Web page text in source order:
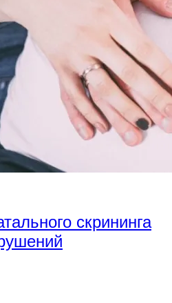
скрининга